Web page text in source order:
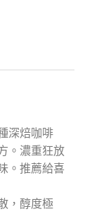
深焙咖啡
。濃重狂放
。推薦給喜
，醇度極